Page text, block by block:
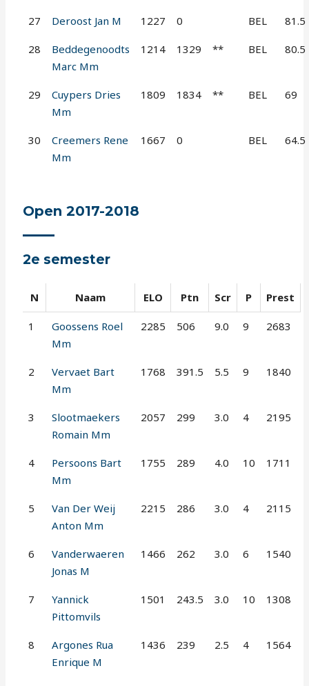
27 Deroost Jan M 1227 0 BEL 81.5
28
Beddegenoodts
Marc Mm
1214 1329 ** BEL 80.5
29
Cuypers Dries
Mm
1809 1834 ** BEL 69
30
Creemers Rene
Mm
1667 0 BEL 64.5
Open 2017-2018
2e semester
N Naam ELO Ptn Scr P Prest
1
Goossens Roel
Mm
2285 506 9.0 9 2683
2
Vervaet Bart
Mm
1768 391.5 5.5 9 1840
3
Slootmaekers
Romain Mm
2057 299 3.0 4 2195
4
Persoons Bart
Mm
1755 289 4.0 10 1711
5
Van Der Weij
Anton Mm
2215 286 3.0 4 2115
6
Vanderwaeren
Jonas M
1466 262 3.0 6 1540
7
Yannick
Pittomvils
1501 243.5 3.0 10 1308
8
Argones Rua
Enrique M
1436 239 2.5 4 1564